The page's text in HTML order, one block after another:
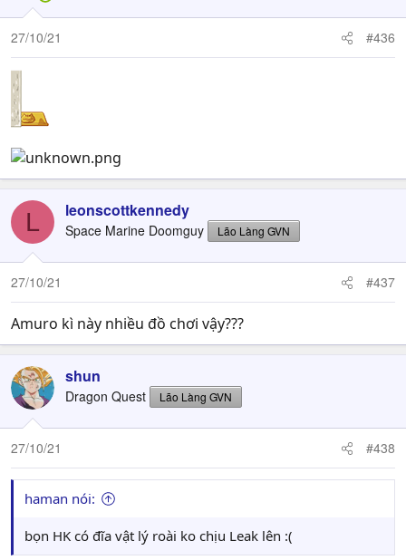
27/10/21 #436
L leonscottkennedy
Space Marine Doomguy Lão Làng GVN
27/10/21 #437
Amuro kì này nhiều đồ chơi vậy???
shun
Dragon Quest Lão Làng GVN
27/10/21 #438
haman nói:
bọn HK có đĩa vật lý roài ko chịu Leak lên :(